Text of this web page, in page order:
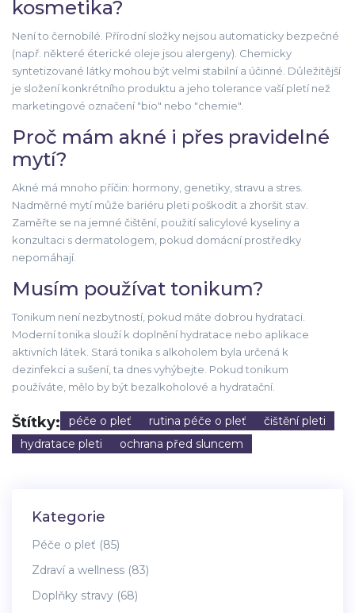
kosmetika?
Není to černobílé. Přírodní složky nejsou automaticky bezpečné
(např. některé éterické oleje jsou alergeny). Chemicky
syntetizované látky mohou být velmi stabilní a účinné. Důležitější
je složení konkrétního produktu a jeho tolerance vaší pletí než
marketingové označení "bio" nebo "chemie".
Proč mám akné i přes pravidelné
mytí?
Akné má mnoho příčin: hormony, genetiky, stravu a stres.
Nadměrné mytí může bariéru pleti poškodit a zhoršit stav.
Zaměřte se na jemné čištění, použití salicylové kyseliny a
konzultaci s dermatologem, pokud domácní prostředky
nepomáhají.
Musím používat tonikum?
Tonikum není nezbytností, pokud máte dobrou hydrataci.
Moderní tonika slouží k doplnění hydratace nebo aplikace
aktivních látek. Stará tonika s alkoholem byla určená k
dezinfekci a sušení, ta dnes vyhýbejte. Pokud tonikum
používáte, mělo by být bezalkoholové a hydratační.
Štítky: péče o pleť rutina péče o pleť
čištění pleti
hydratace pleti
ochrana před sluncem
Kategorie
Péče o pleť (85)
Zdraví a wellness (83)
Doplňky stravy (68)